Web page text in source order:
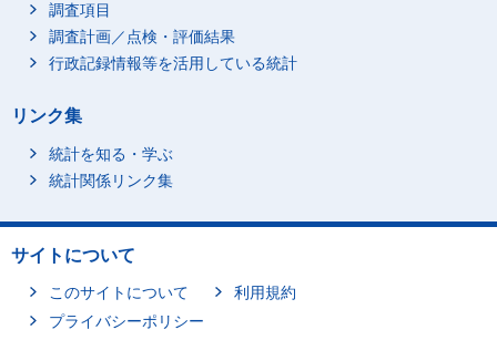
調査項目
調査計画／点検・評価結果
行政記録情報等を活用している統計
リンク集
統計を知る・学ぶ
統計関係リンク集
サイトについて
このサイトについて
利用規約
プライバシーポリシー